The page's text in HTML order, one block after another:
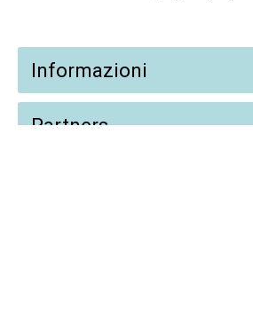
Informazioni
Partners